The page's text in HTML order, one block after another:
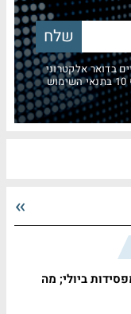
בדואר אלקטרוני
ביולי; מה